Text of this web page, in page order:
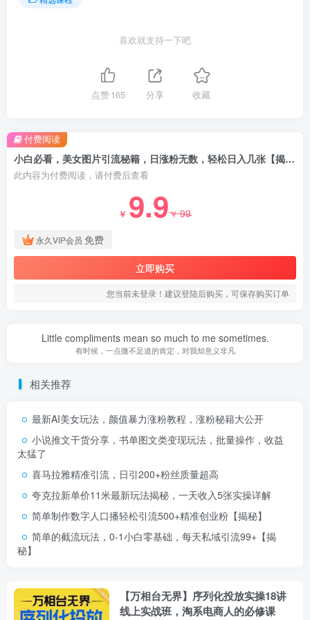
喜欢就支持一下吧
点赞165 分享 收藏
小白必看，美女图片引流秘籍，日涨粉无数，轻松日入几张【揭秘】
此内容为付费阅读，请付费后查看
￥ 9.9￥99
永久VIP会员 免费
立即购买
您当前未登录！建议登陆后购买，可保存购买订单
付费阅读
Little compliments mean so much to me sometimes.
有时候，一点微不足道的肯定，对我却意义非凡
相关推荐
最新AI美女玩法，颜值暴力涨粉教程，涨粉秘籍大公开
小说推文干货分享，书单图文类变现玩法，批量操作，收益
太猛了
喜马拉雅精准引流，日引200+粉丝质量超高
夸克拉新单价11米最新玩法揭秘，一天收入5张实操详解
简单制作数字人口播轻松引流500+精准创业粉【揭秘】
简单的截流玩法，0-1小白零基础，每天私域引流99+【揭
秘】
【万相台无界】序列化投放实操18讲
线上实战班，淘系电商人的必修课